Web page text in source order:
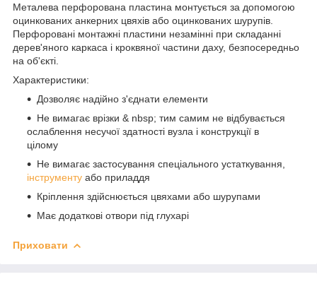
Металева перфорована пластина монтується за допомогою
оцинкованих анкерних цвяхів або оцинкованих шурупів.
Перфоровані монтажні пластини незамінні при складанні
дерев'яного каркаса і кроквяної частини даху, безпосередньо
на об'єкті.
Характеристики:
Дозволяє надійно з'єднати елементи
Не вимагає врізки & nbsp; тим самим не відбувається
ослаблення несучої здатності вузла і конструкції в
цілому
Не вимагає застосування спеціального устаткування,
інструменту або приладдя
Кріплення здійснюється цвяхами або шурупами
Має додаткові отвори під глухарі
Приховати